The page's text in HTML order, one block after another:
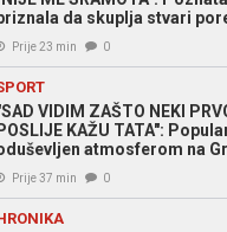
da skuplja stvari
Prije 23 min 0
VIDIM ZAŠTO NEKI
KAŽU TATA":
atmosferom na
Prije 37 min 0